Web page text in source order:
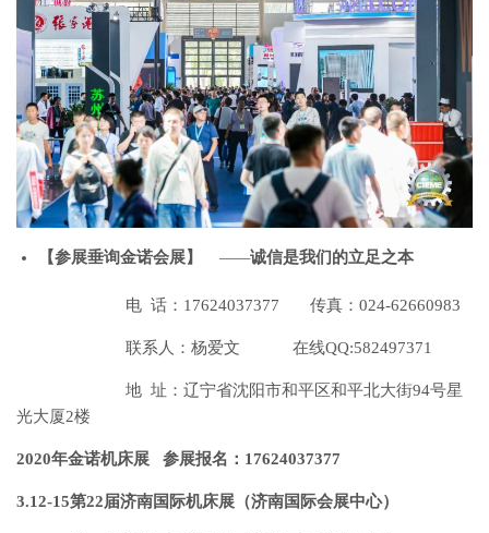
【参展垂询金诺会展】 ——诚信是我们的立足之本
电 话：17624037377 传真：024-62660983
联系人：杨爱文 在线QQ:582497371
地 址：辽宁省沈阳市和平区和平北大街94号星
光大厦2楼
2020年金诺机床展 参展报名：17624037377
3.12-15第22届济南国际机床展（济南国际会展中心）